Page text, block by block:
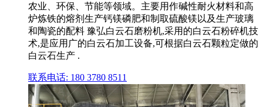
农业、环保、节能等领域。主要用作碱性耐火材料和高
炉炼铁的熔剂生产钙镁磷肥和制取硫酸镁以及生产玻璃
和陶瓷的配料 豫弘白云石磨粉机,采用的白云石粉碎机技
术,是应用广的白云石加工设备,可根据白云石颗粒定做的
白云石生产 .
联系电话: 180 3780 8511